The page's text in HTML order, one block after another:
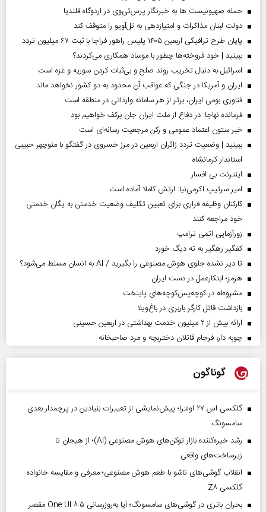
حمله صهیونیست ها به خبرنگار پرس‌تی‌وی در اردوگاه قلندیا
دولت لبنان مذاکرات و امتیازدهی به تل‌آویو را متوقف کند
پایان طرح ترافیکی اربعین ۱۴۰۵ پلیس راهور فراجا با ثبت ۶۷ میلیون تردد
ببینید | خود فروخته‌ها چطور با موساد همکاری می‌کردند؟
اسرائیل به دنبال تخریب روند صلح و بی‌ثبات کردن سوریه و غزه است
ایران و آمریکا در جنگی که عواقب آن محدود به دو کشور نخواهد ماند
فناوری بومی ایران، برتر از هر سامانه وارداتی در منطقه است
فرمانده نهاجا: در دفاع از ملت ایران جان برکف خواهیم بود
خبر ستون اعتماد عمومی و رکن مرجعیت رسانه‌ای است
ببینید | وضعیت تردد زائران اربعین در مرز خسروی در گفتگو با منوچهر حبیبی
استاندار کرمانشاه
اینترنت بی افسار
امیر سرتیپ اکرمی‌نیا: ارتش کاملا آماده است
کارکنان وظیفه فراری برای تعیین تکلیف وضعیت خدمتی به یگان خدمتی
خود مراجعه کنند
زورآزمایی اتمی ترامپ
کفگیر رهگیر به ته دیگ خورد
تا دیر نشده جلوی هوش مصنوعی را بگیرید / AI به انسان مسلط می‌شود؟
هرمز؛ ابتکارعمل در دست ایران
مشروطه در کوچه‌پس‌کوچه‌های پایتخت
بازداشت قاتل کارگر باربری در باغ‌ویلا
ارائه بیش از ۲ میلیون خدمت بهداشتی در اربعین حسینی
چوبه دار، فرجام قاتلان دختربچه و مرد صاحبخانه
گوناگون
گلکسی اس ۲۷ اولترا؛ پیش‌نمایشی از تغییرات بنیادین در پرچمدار بعدی
سامسونگ
رشد خیره‌کننده بازار توکن‌های هوش مصنوعی (AI)؛ از هیجان تا
زیرساخت‌های واقعی
انقلاب گوشی‌های تاشو‌ با طعم هوش مصنوعی؛ معرفی و مقایسه خانواده
گلکسی Z۸
بحران باتری در گوشی‌های سامسونگ؛ آیا به‌روزرسانی One UI ۸.۵ مقصر